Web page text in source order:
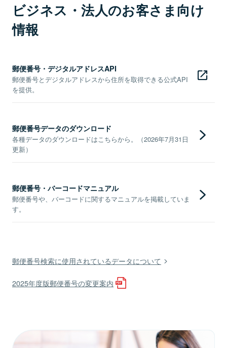
ビジネス・法人のお客さま向け
情報
郵便番号・デジタルアドレスAPI
郵便番号とデジタルアドレスから住所を取得できる公式API
を提供。
郵便番号データのダウンロード
各種データのダウンロードはこちらから。（2026年7月31日
更新）
郵便番号・バーコードマニュアル
郵便番号や、バーコードに関するマニュアルを掲載していま
す。
郵便番号検索に使用されているデータについて
2025年度版郵便番号の変更案内